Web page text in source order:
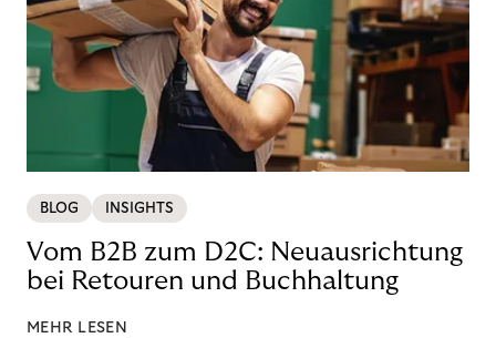
BLOG INSIGHTS
Vom B2B zum D2C: Neuausrichtung
bei Retouren und Buchhaltung
MEHR LESEN